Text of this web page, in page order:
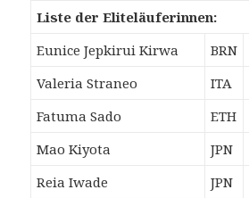
Liste der Eliteläuferinnen:
Eunice Jepkirui Kirwa
BRN
Valeria Straneo
ITA
Fatuma Sado
ETH
Mao Kiyota
JPN
Reia Iwade
JPN